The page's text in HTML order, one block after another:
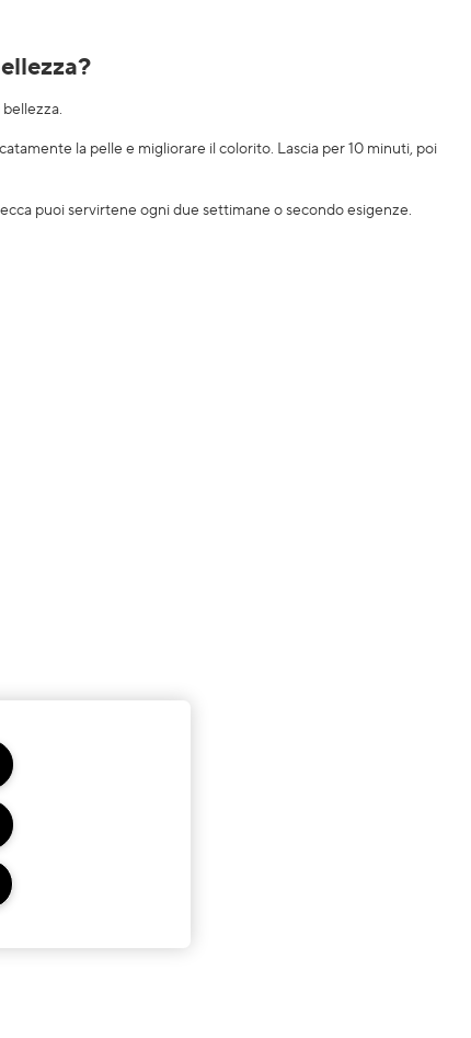
la pelle e migliorare il colorito. Lascia per 10 minuti, poi
puoi servirtene ogni due settimane o secondo esigenze.